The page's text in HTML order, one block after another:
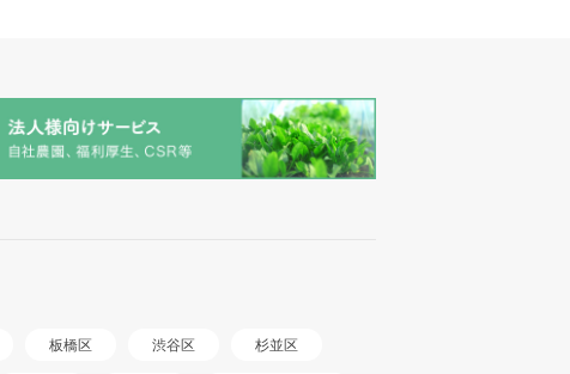
板橋区 渋谷区 杉並区